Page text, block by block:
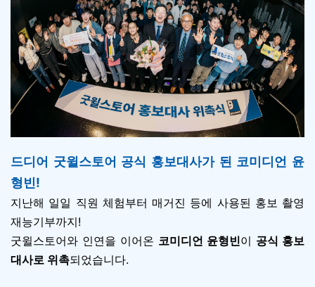
드디어 굿윌스토어 공식 홍보대사가 된 코미디언 윤
형빈!
지난해 일일 직원 체험부터 매거진 등에 사용된 홍보 촬영
재능기부까지!
굿윌스토어와 인연을 이어온 코미디언 윤형빈이 공식 홍보
대사로 위촉되었습니다.